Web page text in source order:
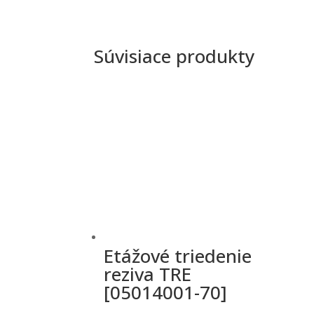
Súvisiace produkty
Etážové triedenie
reziva TRE
[05014001-70]